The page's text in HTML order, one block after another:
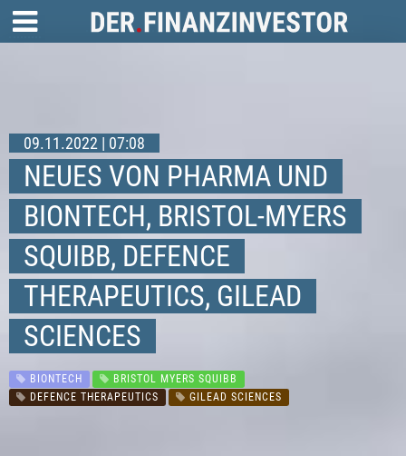
09.11.2022 | 07:08
NEUES VON PHARMA UND
BIONTECH, BRISTOL-MYERS
SQUIBB, DEFENCE
THERAPEUTICS, GILEAD
SCIENCES
BIONTECH
BRISTOL MYERS SQUIBB
DEFENCE THERAPEUTICS
GILEAD SCIENCES